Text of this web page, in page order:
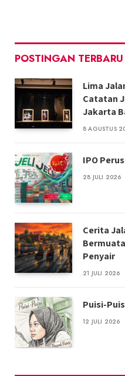
POSTINGAN TERBARU
Lima
Catatan
Jakarta
8 AGUSTUS
IPO
28 JULI 2026
Cerita
Penyair
21 JULI 2026
Puisi-
12 JULI 2026